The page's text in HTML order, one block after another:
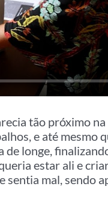
tão próximo
e até mesmo
longe,
estar ali e
mal, sendo